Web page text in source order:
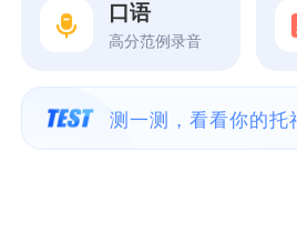
口语
高分范例录音
测一测，看看你的托